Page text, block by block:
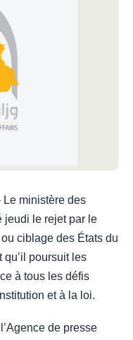
Le ministère des
jeudi le rejet par le
ciblage des États du
poursuit les
à tous les défis
et à la loi.
de presse